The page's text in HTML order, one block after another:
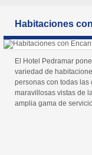
Habitaciones
El Hotel Pedramar
variedad de
personas con todas las
maravillosas vistas de
amplia gama de